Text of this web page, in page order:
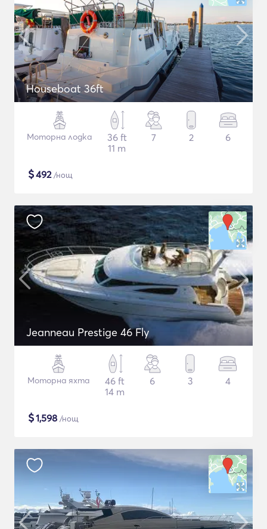
Houseboat 36ft
Моторна лодка
36 ft
11 m
7 2 6
$492/нощ
Jeanneau Prestige 46 Fly
Моторна яхта
46 ft
14 m
6 3 4
$1,598 /нощ